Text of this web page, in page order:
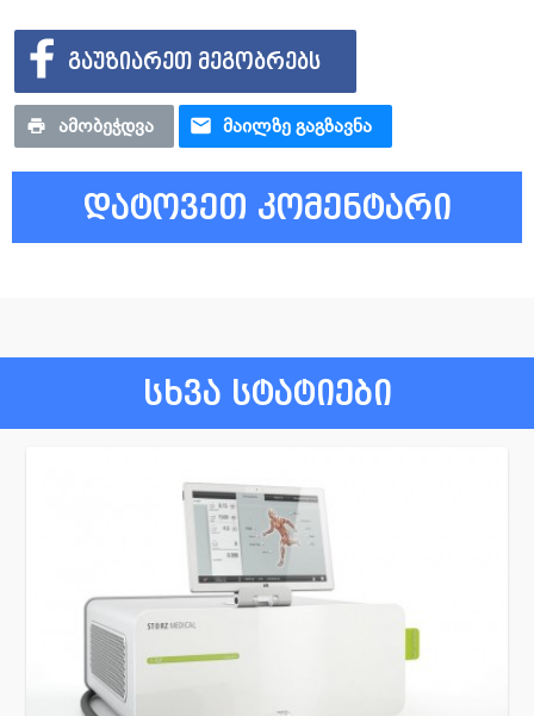
ᲒᲐᲣᲖᲘᲐᲠᲔᲗ ᲛᲔᲒᲝᲑᲠᲔᲑᲡ
ᲐᲛᲝᲑᲔᲭᲓᲕᲐ ᲛᲐᲘᲚᲖᲔ ᲒᲐᲒᲖᲐᲕᲜᲐ
დატოვეთ კომენტარი
სხვა სტატიები